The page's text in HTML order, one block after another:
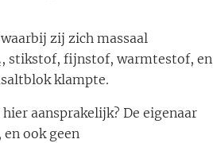
zij zich massaal
stikstof, fijnstof, warmtestof, en
klampte.
aansprakelijk? De eigenaar
ook geen